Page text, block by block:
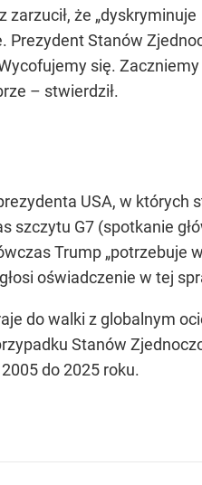
że „dyskryminuje
Prezydent Stanów
się. Zaczniemy
– stwierdził.
USA, w których
szczytu G7 (spotkanie
Trump „potrzebuje
oświadczenie w tej
do walki z globalnym
Stanów
do 2025 roku.